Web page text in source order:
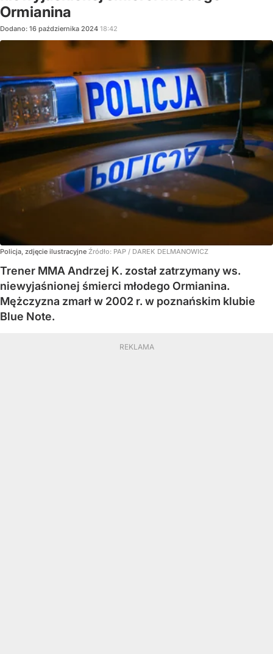
Ormianina
Dodano: 16 października 2024 18:42
Policja, zdjęcie ilustracyjne Źródło: PAP / DAREK DELMANOWICZ
Trener MMA Andrzej K. został zatrzymany ws.
niewyjaśnionej śmierci młodego Ormianina.
Mężczyzna zmarł w 2002 r. w poznańskim klubie
Blue Note.